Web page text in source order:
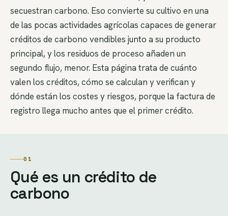
secuestran carbono. Eso convierte su cultivo en una
de las pocas actividades agrícolas capaces de generar
créditos de carbono vendibles junto a su producto
principal, y los residuos de proceso añaden un
segundo flujo, menor. Esta página trata de cuánto
valen los créditos, cómo se calculan y verifican y
dónde están los costes y riesgos, porque la factura de
registro llega mucho antes que el primer crédito.
01
Qué es un crédito de
carbono